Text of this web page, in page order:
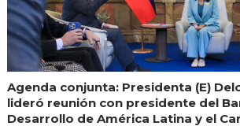
Agenda conjunta: Presidenta (E)
lideró reunión con presidente del
Desarrollo de América Latina y el